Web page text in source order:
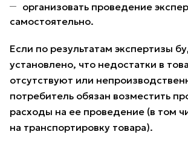
организовать проведение
самостоятельно.
Если по результатам экспертизы
установлено, что недостатки в
отсутствуют или
потребитель обязан возместить
расходы на ее проведение (в том
на транспортировку товара).